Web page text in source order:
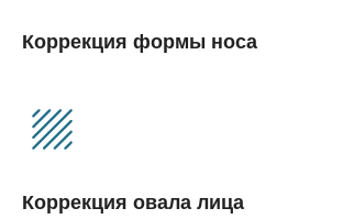
Коррекция формы носа
Коррекция овала лица